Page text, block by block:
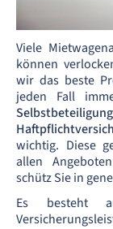
Viele
können
wir das beste
jeden Fall
Selbstbeteiligung
wichtig. Diese
allen
schütz Sie in
Es besteht